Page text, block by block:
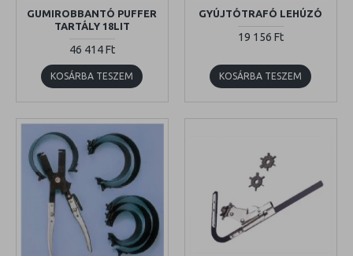
GUMIROBBANTÓ PUFFER
TARTÁLY 18LIT
46 414 Ft
KOSÁRBA TESZEM
GYÚJTÓTRAFÓ LEHÚZÓ
19 156 Ft
KOSÁRBA TESZEM